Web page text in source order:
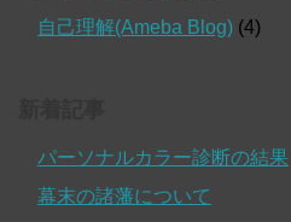
自己理解(Ameba Blog) (4)
パーソナルカラー診断の結果
幕末の諸藩について